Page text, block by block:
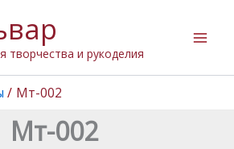
творчества и рукоделия
Мт-002
Мт-002